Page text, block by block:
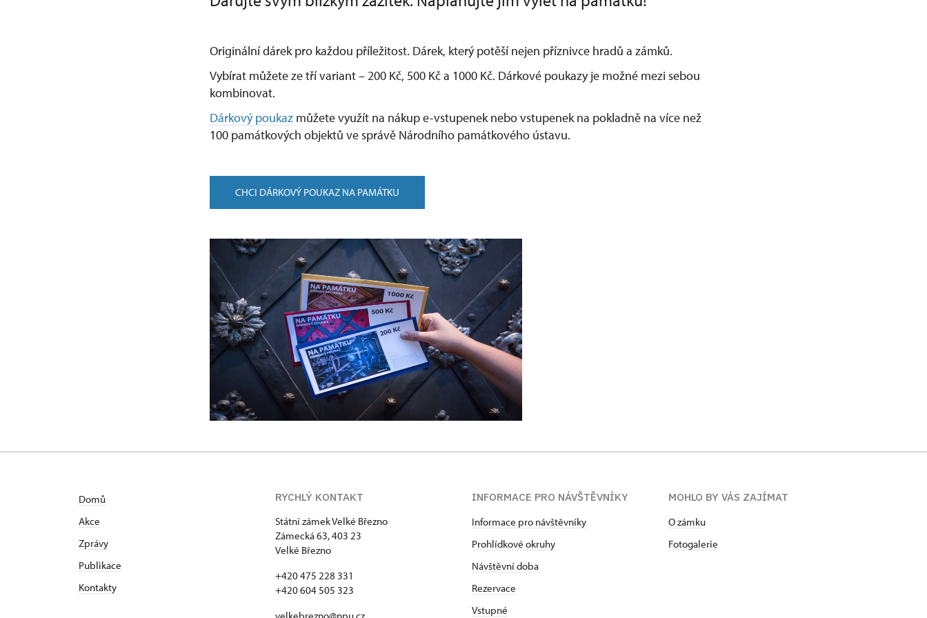
Originální dárek pro každou příležitost. Dárek, který potěší nejen příznivce hradů a zámků.
Vybírat můžete ze tří variant –⁠ 200 Kč, 500 Kč a 1000 Kč. Dárkové poukazy je možné mezi sebou
kombinovat.
Dárkový poukaz můžete využít na nákup e-vstupenek nebo vstupenek na pokladně na více než
100 památkových objektů ve správě Národního památkového ústavu.
CHCI DÁRKOVÝ POUKAZ NA PAMÁTKU
Domů
Akce
Zprávy
Publikace
Kontakty
RYCHLÝ KONTAKT
Státní zámek Velké Březno
Zámecká 63, 403 23
Velké Březno
+420 475 228 331
+420 604 505 323
INFORMACE PRO NÁVŠTĚVNÍKY
Informace pro návštěvníky
Prohlídkové okruhy
Návštěvní doba
Rezervace
Vstupné
MOHLO BY VÁS ZAJÍMAT
O zámku
Fotogalerie